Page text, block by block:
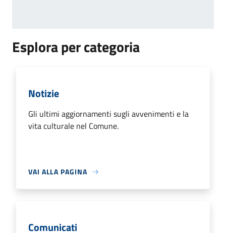
Esplora per categoria
Notizie
Gli ultimi aggiornamenti sugli avvenimenti e la
vita culturale nel Comune.
VAI ALLA PAGINA
Comunicati